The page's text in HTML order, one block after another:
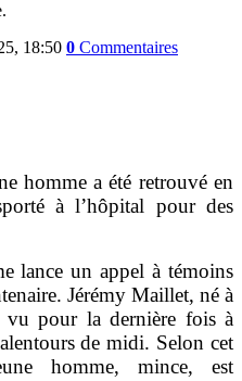
18:50 0 Commentaires
homme a été retrouvé en
à l’hôpital pour des
lance un appel à témoins
Jérémy Maillet, né à
pour la dernière fois à
de midi. Selon cet
homme, mince, est